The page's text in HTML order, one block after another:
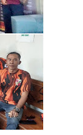
Angkat Kuliner
Bingkisan Lebaran
Simbol